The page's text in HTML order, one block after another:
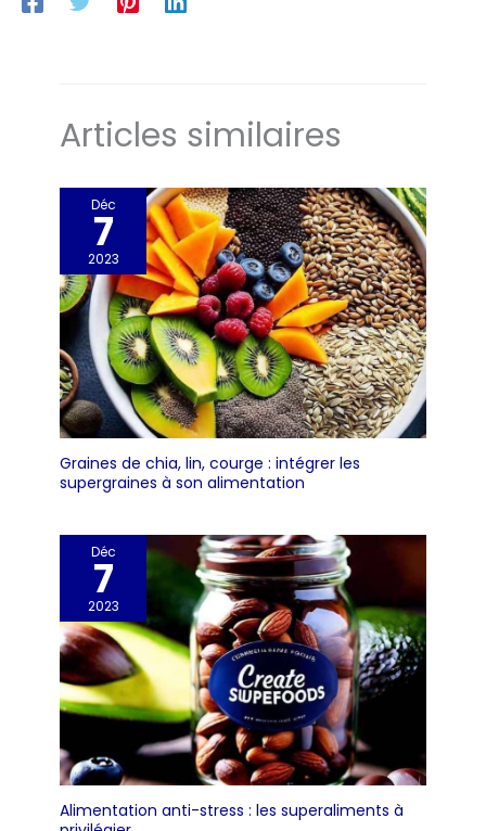
Articles similaires
Déc
7
2023
Graines de chia, lin, courge : intégrer les
supergraines à son alimentation
Déc
7
2023
Alimentation anti-stress : les superaliments à